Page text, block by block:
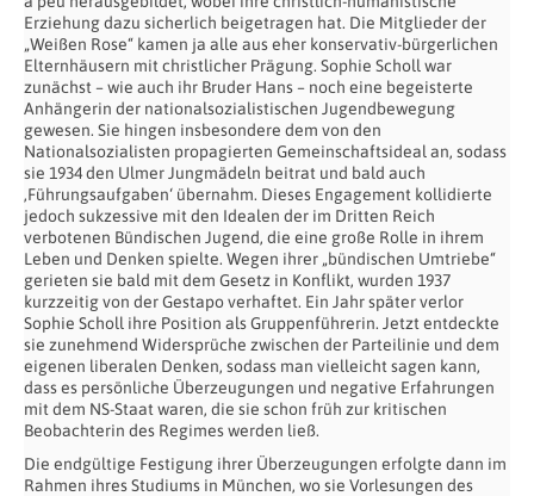
Erziehung dazu sicherlich beigetragen hat. Die Mitglieder der
„Weißen Rose“ kamen ja alle aus eher konservativ-bürgerlichen
Elternhäusern mit christlicher Prägung. Sophie Scholl war
zunächst – wie auch ihr Bruder Hans – noch eine begeisterte
Anhängerin der nationalsozialistischen Jugendbewegung
gewesen. Sie hingen insbesondere dem von den
Nationalsozialisten propagierten Gemeinschaftsideal an, sodass
sie 1934 den Ulmer Jungmädeln beitrat und bald auch
‚Führungsaufgaben‘ übernahm. Dieses Engagement kollidierte
jedoch sukzessive mit den Idealen der im Dritten Reich
verbotenen Bündischen Jugend, die eine große Rolle in ihrem
Leben und Denken spielte. Wegen ihrer „bündischen Umtriebe“
gerieten sie bald mit dem Gesetz in Konflikt, wurden 1937
kurzzeitig von der Gestapo verhaftet. Ein Jahr später verlor
Sophie Scholl ihre Position als Gruppenführerin. Jetzt entdeckte
sie zunehmend Widersprüche zwischen der Parteilinie und dem
eigenen liberalen Denken, sodass man vielleicht sagen kann,
dass es persönliche Überzeugungen und negative Erfahrungen
mit dem NS-Staat waren, die sie schon früh zur kritischen
Beobachterin des Regimes werden ließ.
Die endgültige Festigung ihrer Überzeugungen erfolgte dann im
Rahmen ihres Studiums in München, wo sie Vorlesungen des